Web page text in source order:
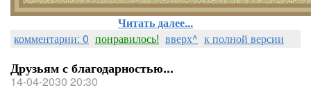
Читать далее...
комментарии: 0 понравилось! вверх^ к полной версии
Друзьям с благодарностью...
14-04-2030 20:30